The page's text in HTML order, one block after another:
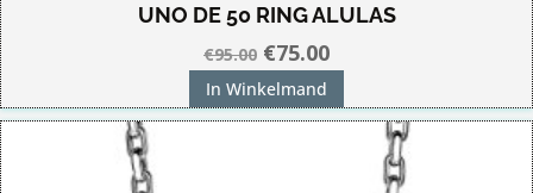
UNO DE 50 RING ALULAS
€95.00 Oorspronkelijke
prijs
was:
€75.00Huidige
is:
€75.00.
In Winkelmand